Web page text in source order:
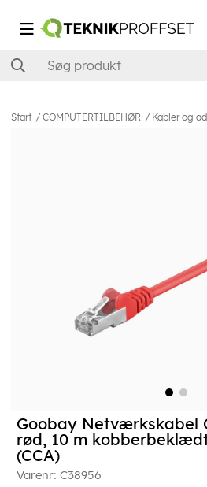
Start COMPUTERTILBEHØR Kabler og
Goobay Netværkskabel
rød, 10 m
(CCA)
Varenr: C38956